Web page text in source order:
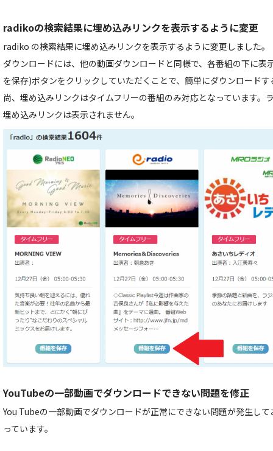
radikoの検索結果に埋め込みリンクを表示するように変更
radiko の検索結果に埋め込みリンクを表示するように変更しました。
ダウンロードには、他の動画ダウンロードと同様で、各番組の下に表
を保存)ボタンをクリックしていただくことで、簡単にダウンロード
尚、埋め込みリンクはタイムフリーの番組のみ対応となっています。
埋め込みリンクは表示されません。
YouTubeの一部動画でダウンロードできない問題を修正
You Tubeの一部動画でダウンロードが正常にできない問題が発生し
っています。